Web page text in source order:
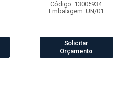
Código: 13005934
Embalagem: UN/01
Solicitar
Orçamento